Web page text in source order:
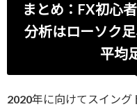
まとめ：FX初心
分析はローソク足
平均
2020年に向けてスイン